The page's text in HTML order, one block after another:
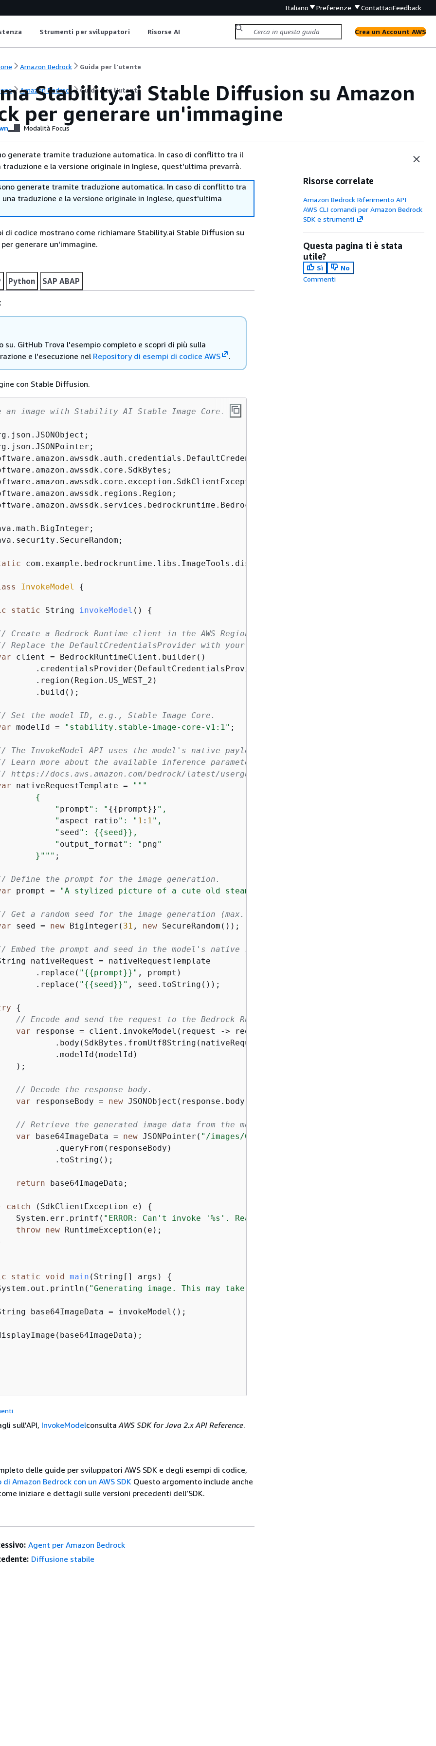
Italiano Preferenze ContattaciFeedback
Strumenti per sviluppatori Risorse AI Crea un Account AWS
Amazon Bedrock Guida per l'utente
Amazon Bedrock Guida per l'utente
Stability.ai Stable Diffusion su Amazon
per generare un'immagine
Modalità Focus
generate tramite traduzione automatica. In caso di conflitto tra il
e la versione originale in Inglese, quest'ultima prevarrà.
generate tramite traduzione automatica. In caso di conflitto tra
traduzione e la versione originale in Inglese, quest'ultima
di codice mostrano come richiamare Stability.ai Stable Diffusion su
generare un'immagine.
Python SAP ABAP
su. GitHub Trova l'esempio completo e scopri di più sulla
e l'esecuzione nel Repository di esempi di codice AWS .
con Stable Diffusion.
an image with Stability AI Stable Image Core.
com.example.bedrockruntime.libs.ImageTools.displayImage;
InvokeModel {
static String invokeModel () {
Create a Bedrock Runtime client in the AWS Region you want to use.
Replace the DefaultCredentialsProvider with your preferred credentials provider.
client = BedrockRuntimeClient.builder()
.credentialsProvider(DefaultCredentialsProvider.create())
.region(Region.US_WEST_2)
.build();
Set the model ID, e.g., Stable Image Core.
modelId = "stability.stable-image-core-v1:1" ;
The InvokeModel API uses the model's native payload.
Learn more about the available inference parameters and response fields at:
https://docs.aws.amazon.com/bedrock/latest/userguide/model-parameters-diffusion-
nativeRequestTemplate = "" "
{
"
prompt ": " {{prompt}} ",
"
aspect_ratio": " 1 : 1",
"
seed": {{seed}},
"
output_format ": " png"
}"
"" ;
Define the prompt for the image generation.
prompt = "A stylized picture of a cute old steampunk robot"
Get a random seed for the image generation (max. 4,294,967,294).
seed = new BigInteger( 31 , new SecureRandom());
Embed the prompt and seed in the model's native request payload.
nativeRequest = nativeRequestTemplate
.replace(
" {{prompt}}" , prompt)
.replace(
" {{seed}}" , seed.toString());
{
// Encode and send the request to the Bedrock Runtime.
var response = client.invokeModel(request -> request
.body(SdkBytes.fromUtf8String(nativeRequest))
.modelId(modelId)
);
// Decode the response body.
var responseBody = new JSONObject(response.body().asUtf8String());
// Retrieve the generated image data from the model's response.
var base64ImageData = new JSONPointer( "/images/0"
.queryFrom(responseBody)
.toString();
return base64ImageData;
catch (SdkClientException e) {
System.err.printf(
"ERROR: Can't invoke '%s'. Reason: %s"
throw new RuntimeException(e);
static void main (String[] args)
{
"Generating image. This may take a few seconds..."
base64ImageData = invokeModel();
sull'API, InvokeModelconsultaAWS SDK for Java 2.x API Reference.
delle guide per sviluppatori AWS SDK e degli esempi di codice,
Amazon Bedrock con un AWS SDK Questo argomento include anche
iniziare e dettagli sulle versioni precedenti dell’SDK.
Risorse correlate
Amazon Bedrock Riferimento API
AWS CLI comandi per Amazon Bedrock
SDK e strumenti
Questa pagina ti è stata
utile?
Sì
No
Commenti
Agent per Amazon Bedrock
Diffusione stabile